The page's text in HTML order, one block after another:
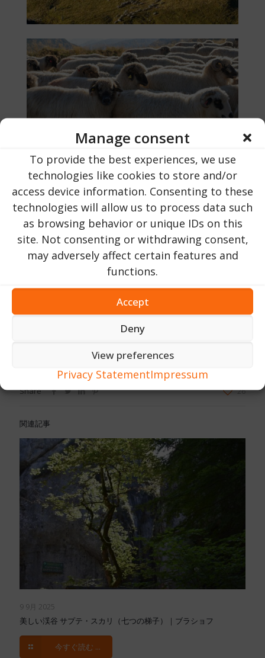
Manage consent
To provide the best experiences, we use
technologies like cookies to store and/or
access device information. Consenting to these
technologies will allow us to process data such
as browsing behavior or unique IDs on this
site. Not consenting or withdrawing consent,
may adversely affect certain features and
functions.
Accept
Deny
View preferences
Privacy StatementImpressum
Share 26
関連記事
9 9月 2025
美しい渓谷 サプテ・スカリ（七つの梯子）｜ブラショフ
今すぐ読む ...